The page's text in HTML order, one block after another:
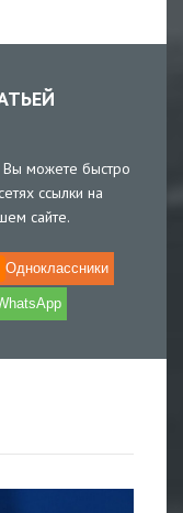
Вы можете быстро
ссылки на
сайте.
Одноклассники